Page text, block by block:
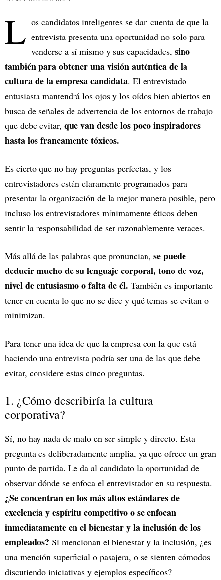
L os candidatos inteligentes se dan cuenta de que la
entrevista presenta una oportunidad no solo para
venderse a sí mismo y sus capacidades, sino
también para obtener una visión auténtica de la
cultura de la empresa candidata. El entrevistado
entusiasta mantendrá los ojos y los oídos bien abiertos en
busca de señales de advertencia de los entornos de trabajo
que debe evitar, que van desde los poco inspiradores
hasta los francamente tóxicos.
Es cierto que no hay preguntas perfectas, y los
entrevistadores están claramente programados para
presentar la organización de la mejor manera posible, pero
incluso los entrevistadores mínimamente éticos deben
sentir la responsabilidad de ser razonablemente veraces.
Más allá de las palabras que pronuncian, se puede
deducir mucho de su lenguaje corporal, tono de voz,
nivel de entusiasmo o falta de él. También es importante
tener en cuenta lo que no se dice y qué temas se evitan o
minimizan.
Para tener una idea de que la empresa con la que está
haciendo una entrevista podría ser una de las que debe
evitar, considere estas cinco preguntas.
1. ¿Cómo describiría la cultura
corporativa?
Sí, no hay nada de malo en ser simple y directo. Esta
pregunta es deliberadamente amplia, ya que ofrece un gran
punto de partida. Le da al candidato la oportunidad de
observar dónde se enfoca el entrevistador en su respuesta.
¿Se concentran en los más altos estándares de
excelencia y espíritu competitivo o se enfocan
inmediatamente en el bienestar y la inclusión de los
empleados? Si mencionan el bienestar y la inclusión, ¿es
una mención superficial o pasajera, o se sienten cómodos
discutiendo iniciativas y ejemplos específicos?